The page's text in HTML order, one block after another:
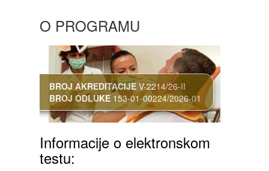
O PROGRAMU
BROJ AKREDITACIJE V-2214/26-II
BROJ ODLUKE 153-01-00224/2026-01
Informacije o elektronskom
testu: